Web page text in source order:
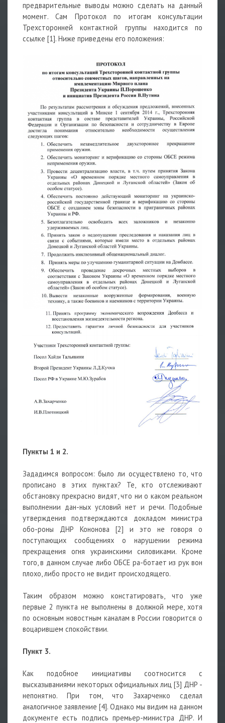
предварительные выводы можно сделать на данный
момент. Сам Протокол по итогам консультации
Трехсторонней контактной группы находится по
ссылке [1]. Ниже приведены его положения:
Пункты 1 и 2.
Зададимся вопросом: было ли осуществлено то, что
прописано в этих пунктах? Те, кто отслеживают
обстановку прекрасно видят, что ни о каком реальном
выполнении дан-ных условий нет и речи. Подобные
утверждения подтверждаются докладом министра
обо-роны ДНР Кононова [2] и это не говоря о
поступающих сообщениях о нарушении режима
прекращения огня украинскими силовиками. Кроме
того, в данном случае либо ОБСЕ ра-ботает из рук вон
плохо, либо просто не видит происходящего.
Таким образом можно констатировать, что уже
первые 2 пункта не выполнены в должной мере, хотя
по основным новостным каналам в России говорится о
воцарившем спокойствии.
Пункт 3.
Как подобное инициативы соотносится с
высказываниями некоторых официальных лиц [3] ДНР -
непонятно. При том, что Захарченко сделал
аналогичное заявление [4]. Однако мы видим на данном
документе есть подпись премьер-министра ДНР. И